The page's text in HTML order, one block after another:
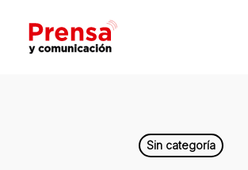
main
Sin categoría